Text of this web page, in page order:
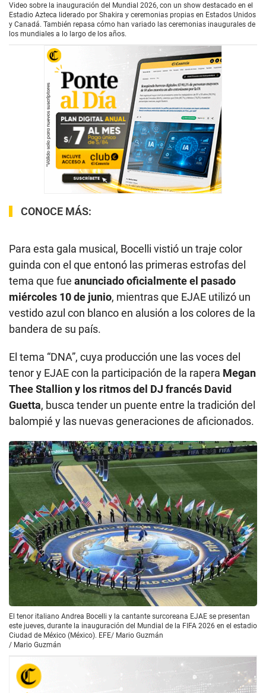
Video sobre la inauguración del Mundial 2026, con un show destacado en el
Estadio Azteca liderado por Shakira y ceremonias propias en Estados Unidos
y Canadá. También repasa cómo han variado las ceremonias inaugurales de
los mundiales a lo largo de los años.
CONOCE MÁS:
Para esta gala musical, Bocelli vistió un traje color
guinda con el que entonó las primeras estrofas del
tema que fue anunciado oficialmente el pasado
miércoles 10 de junio, mientras que EJAE utilizó un
vestido azul con blanco en alusión a los colores de la
bandera de su país.
El tema “DNA”, cuya producción une las voces del
tenor y EJAE con la participación de la rapera Megan
Thee Stallion y los ritmos del DJ francés David
Guetta, busca tender un puente entre la tradición del
balompié y las nuevas generaciones de aficionados.
El tenor italiano Andrea Bocelli y la cantante surcoreana EJAE se presentan
este jueves, durante la inauguración del Mundial de la FIFA 2026 en el estadio
Ciudad de México (México). EFE/ Mario Guzmán
/ Mario Guzmán